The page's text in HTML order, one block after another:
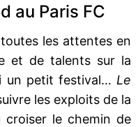
au Paris FC
les attentes en
et de talents sur la
un petit festival… Le
les exploits de la
croiser le chemin de